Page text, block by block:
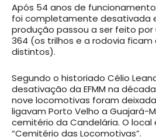
Após 54 anos de
foi completamente desativada
produção passou a ser feito por
364 (os trilhos e a rodovia
distintos).
Segundo o historiado Célio
desativação da EFMM na
nove locomotivas foram
ligavam Porto Velho a Guajará-
cemitério da Candelária. O
“Cemitério das Locomotivas”.